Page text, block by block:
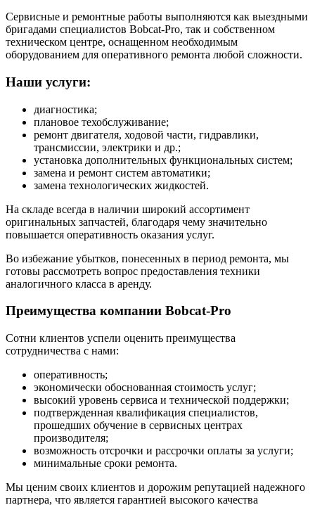
Сервисные и ремонтные работы выполняются как выездными
бригадами специалистов Bobcat-Pro, так и собственном
техническом центре, оснащенном необходимым
оборудованием для оперативного ремонта любой сложности.
Наши услуги:
диагностика;
плановое техобслуживание;
ремонт двигателя, ходовой части, гидравлики,
трансмиссии, электрики и др.;
установка дополнительных функциональных систем;
замена и ремонт систем автоматики;
замена технологических жидкостей.
На складе всегда в наличии широкий ассортимент
оригинальных запчастей, благодаря чему значительно
повышается оперативность оказания услуг.
Во избежание убытков, понесенных в период ремонта, мы
готовы рассмотреть вопрос предоставления техники
аналогичного класса в аренду.
Преимущества компании Bobcat-Pro
Сотни клиентов успели оценить преимущества
сотрудничества с нами:
оперативность;
экономически обоснованная стоимость услуг;
высокий уровень сервиса и технической поддержки;
подтвержденная квалификация специалистов,
прошедших обучение в сервисных центрах
производителя;
возможность отсрочки и рассрочки оплаты за услуги;
минимальные сроки ремонта.
Мы ценим своих клиентов и дорожим репутацией надежного
партнера, что является гарантией высокого качества